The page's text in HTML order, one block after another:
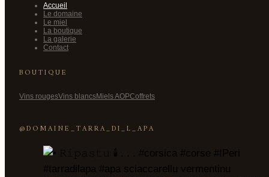
Accueil
Le domaine
Le miel
La boutique
La galerie
Contact
BOUTIQUE
Vins rougesVins blancsMiels AOPCoffrets
@DOMAINE_TARRA_DI_L_APA